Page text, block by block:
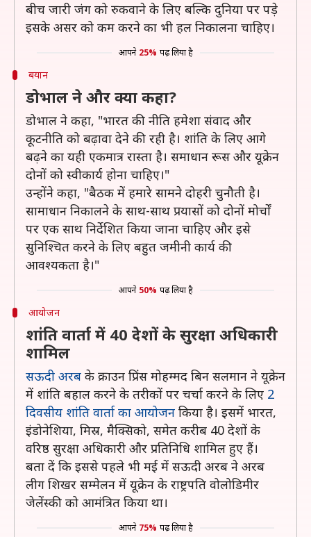
बीच जारी जंग को रुकवाने के लिए बल्कि दुनिया पर पड़े
इसके असर को कम करने का भी हल निकालना चाहिए।
आपने 25% पढ़ लिया है
बयान
डोभाल ने और क्या कहा?
डोभाल ने कहा, "भारत की नीति हमेशा संवाद और
कूटनीति को बढ़ावा देने की रही है। शांति के लिए आगे
बढ़ने का यही एकमात्र रास्ता है। समाधान रूस और यूक्रेन
दोनों को स्वीकार्य होना चाहिए।"
उन्होंने कहा, "बैठक में हमारे सामने दोहरी चुनौती है।
सामाधान निकालने के साथ-साथ प्रयासों को दोनों मोर्चों
पर एक साथ निर्देशित किया जाना चाहिए और इसे
सुनिश्चित करने के लिए बहुत जमीनी कार्य की
आवश्यकता है।"
आपने 50% पढ़ लिया है
आयोजन
शांति वार्ता में 40 देशों के सुरक्षा अधिकारी
शामिल
सऊदी अरब के क्राउन प्रिंस मोहम्मद बिन सलमान ने यूक्रेन
में शांति बहाल करने के तरीकों पर चर्चा करने के लिए 2
दिवसीय शांति वार्ता का आयोजन किया है। इसमें भारत,
इंडोनेशिया, मिस्र, मैक्सिको, समेत करीब 40 देशों के
वरिष्ठ सुरक्षा अधिकारी और प्रतिनिधि शामिल हुए हैं।
बता दें कि इससे पहले भी मई में सऊदी अरब ने अरब
लीग शिखर सम्मेलन में यूक्रेन के राष्ट्रपति वोलोडिमीर
जेलेंस्की को आमंत्रित किया था।
आपने 75% पढ़ लिया है